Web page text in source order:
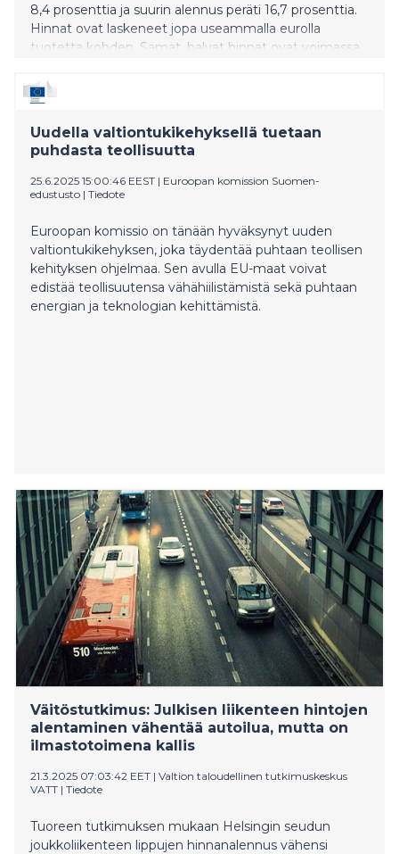
8,4 prosenttia ja suurin alennus peräti 16,7 prosenttia.
Hinnat ovat laskeneet jopa useammalla eurolla
tuotetta kohden. Samat, halvat hinnat ovat voimassa
hinnanlasku on osa laajempaa hintojen laskua:
marraskuussa Lidl laski omien merkkien
Uudella valtiontukikehyksellä tuetaan
puhdasta teollisuutta
25.6.2025 15:00:46 EEST | Euroopan komission Suomen-
edustusto | Tiedote
Euroopan komissio on tänään hyväksynyt uuden
valtiontukikehyksen, joka täydentää puhtaan teollisen
kehityksen ohjelmaa. Sen avulla EU-maat voivat
edistää teollisuutensa vähähiilistämistä sekä puhtaan
energian ja teknologian kehittämistä.
Väitöstutkimus: Julkisen liikenteen hintojen
alentaminen vähentää autoilua, mutta on
ilmastotoimena kallis
21.3.2025 07:03:42 EET | Valtion taloudellinen tutkimuskeskus
VATT | Tiedote
Tuoreen tutkimuksen mukaan Helsingin seudun
joukkoliikenteen lippujen hinnanalennus vähensi